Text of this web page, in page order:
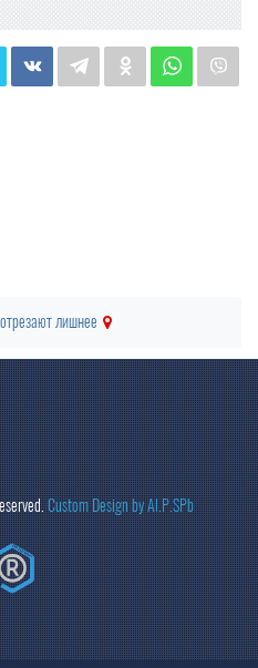
лишнее
Custom Design by Al.P.SPb